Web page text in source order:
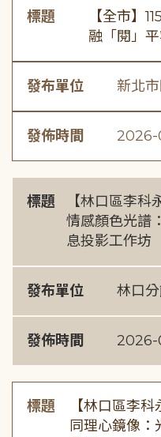
標題
【全市】
融「閱」
發布單位 新北
發佈時間 2026-
標題
【林口區李科
情感顏色光譜
息投影工作坊
發布單位 林口
發佈時間
標題
【林口區李
同理心鏡像：